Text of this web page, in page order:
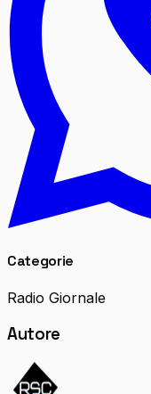
Categorie
Radio Giornale
Autore